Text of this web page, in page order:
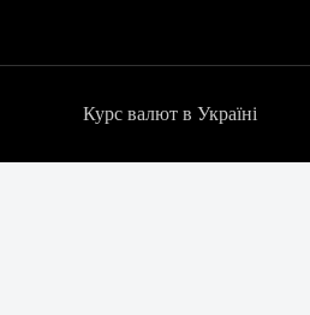
Курс валют в Україні